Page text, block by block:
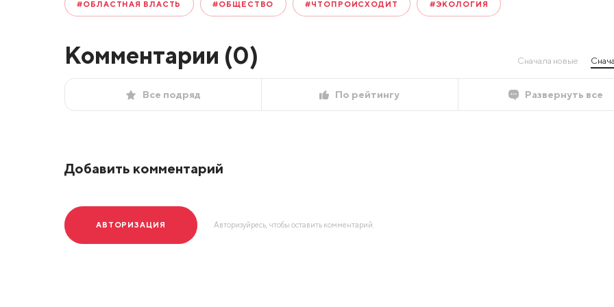
#ОБЛАСТНАЯ ВЛАСТЬ #ОБЩЕСТВО #ЧТОПРОИСХОДИТ #ЭКОЛОГИЯ
Комментарии (0) Сначала новые
Все подряд По рейтингу Развернуть все
Добавить комментарий
АВТОРИЗАЦИЯ Авторизуйресь, чтобы оставить комментарий.